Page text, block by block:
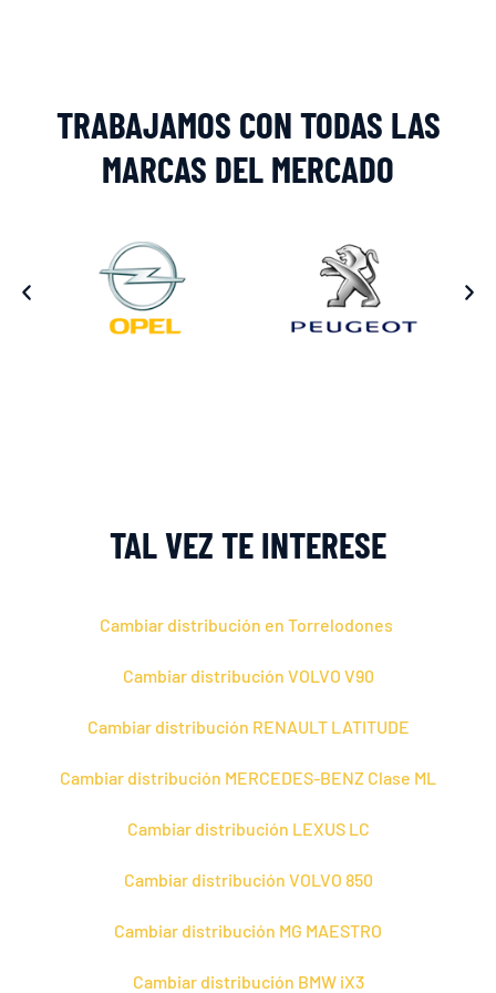
TRABAJAMOS CON TODAS LAS
MARCAS DEL MERCADO
TAL VEZ TE INTERESE
Cambiar distribución en Torrelodones
Cambiar distribución VOLVO V90
Cambiar distribución RENAULT LATITUDE
Cambiar distribución MERCEDES-BENZ Clase ML
Cambiar distribución LEXUS LC
Cambiar distribución VOLVO 850
Cambiar distribución MG MAESTRO
Cambiar distribución BMW iX3